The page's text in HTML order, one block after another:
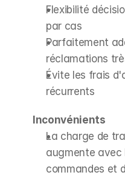
Flexibilité
par cas
Parfaitement
réclamations
Évite les frais
récurrents
Inconvénients
La charge de
augmente avec
commandes et